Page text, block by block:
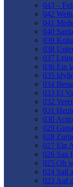
043 –
042
041
040
039
038
037
036 Ein
035
034
033 El
032
031
030
029
028
027 Ein
026 San
025 Oh
024 Sail
023 Auf